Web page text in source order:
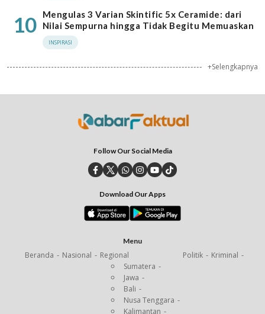
10
Mengulas 3 Varian Skintific 5x Ceramide: dari
Nilai Sempurna hingga Tidak Begitu Memuaskan
INSPIRASI
+Selengkapnya
Follow Our Social Media
Download Our Apps
Menu
Beranda Nasional
Regional
Sumatera
Jawa
Bali
Nusa Tenggara
Kalimantan
Politik Kriminal